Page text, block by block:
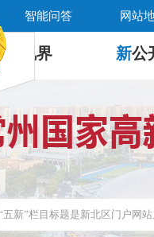
智能问答 网站
新 视界 新公